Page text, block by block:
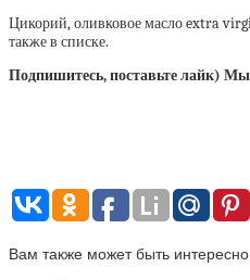
Цикорий, оливковое масло extra
также в списке.
Подпишитесь, поставьте лайк)
Вам также может быть